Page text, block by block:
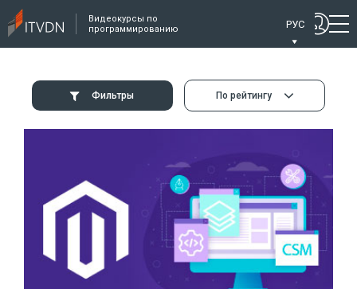
Видеокурсы по
программированию
РУС
Фильтры По рейтингу